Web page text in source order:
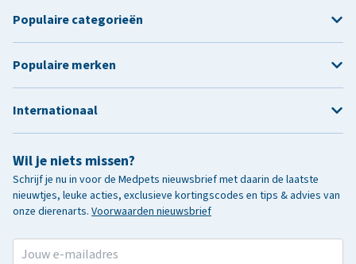
Wil je niets missen?
Schrijf je nu in voor de Medpets nieuwsbrief met daarin de laatste
nieuwtjes, leuke acties, exclusieve kortingscodes en tips & advies van
onze dierenarts. Voorwaarden nieuwsbrief
Populaire categorieën
Populaire merken
Internationaal